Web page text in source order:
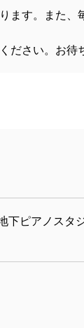
ます。また
ださい。お待
下ピアノスタ